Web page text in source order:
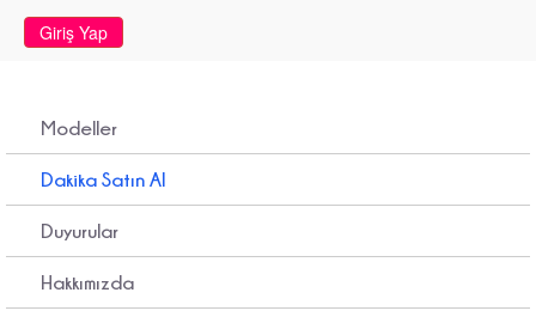
Giriş Yap
Modeller
Dakika Satın Al
Duyurular
Hakkımızda